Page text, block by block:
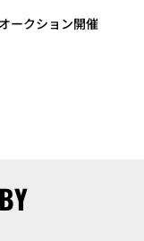
ークション開催